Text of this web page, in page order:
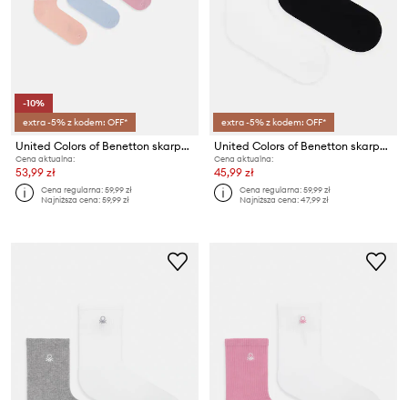
-10%
extra -5% z kodem: OFF*
United Colors of Benetton skarpety dziecięce 4-pack
Cena aktualna:
53,99 zł
Cena regularna:59,99 zł
Najniższa cena:59,99 zł
extra -5% z kodem: OFF*
United Colors of Benetton skarpety dziecięce 2-pack
Cena aktualna:
45,99 zł
Cena regularna:59,99 zł
Najniższa cena:47,99 zł